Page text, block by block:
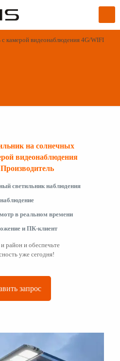
камерой видеонаблюдения 4G/WIFI
на солнечных
видеонаблюдения
светильник наблюдения
в реальном времени
и ПК-клиент
район и обеспечьте
уже сегодня!
запрос